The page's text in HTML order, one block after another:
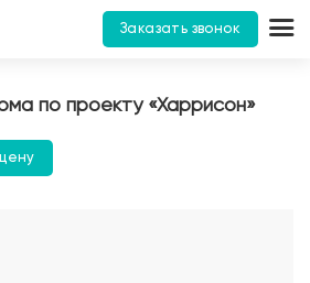
Заказать звонок
по проекту «Харрисон»